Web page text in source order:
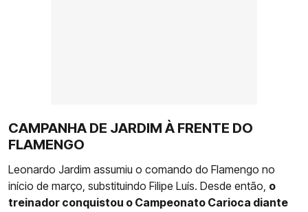
CAMPANHA DE JARDIM À FRENTE DO
FLAMENGO
Leonardo Jardim assumiu o comando do Flamengo no
início de março, substituindo Filipe Luís. Desde então, o
treinador conquistou o Campeonato Carioca diante